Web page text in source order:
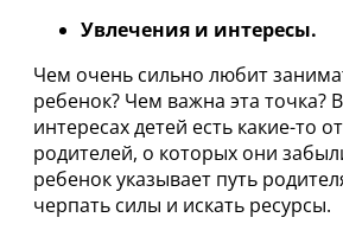
Увлечения и интересы.
Чем очень сильно любит
ребенок? Чем важна эта точка?
интересах детей есть какие-то
родителей, о которых они
ребенок указывает путь
черпать силы и искать ресурсы.